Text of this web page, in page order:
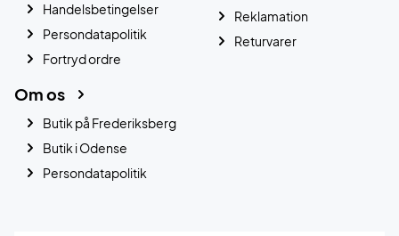
Handelsbetingelser
Persondatapolitik
Fortryd ordre
Reklamation
Returvarer
Om os
Butik på Frederiksberg
Butik i Odense
Persondatapolitik